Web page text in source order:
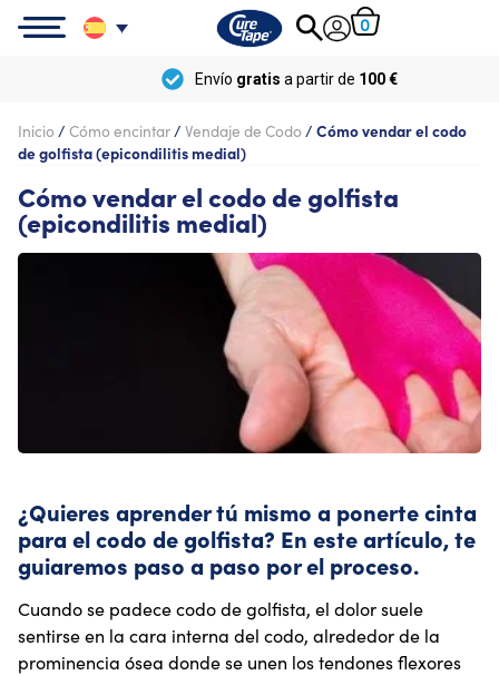
0
Envíogratisa partir de100 €
Inicio / Cómo encintar/ Vendaje de Codo / Cómo vendar el codo
de golfista (epicondilitis medial)
Cómo vendar el codo de golfista
(epicondilitis medial)
¿Quieres aprender tú mismo a ponerte cinta
para el codo de golfista? En este artículo, te
guiaremos paso a paso por el proceso.
Cuando se padece codo de golfista, el dolor suele
sentirse en la cara interna del codo, alrededor de la
prominencia ósea donde se unen los tendones flexores